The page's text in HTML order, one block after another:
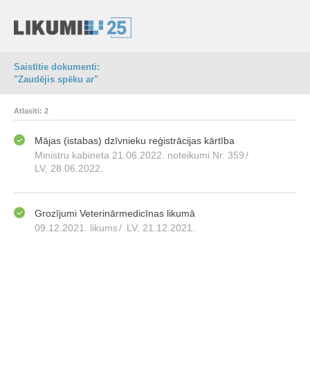
Saistītie dokumenti:
"Zaudējis spēku ar"
Atlasīti: 2
Mājas (istabas) dzīvnieku reģistrācijas kārtība
Ministru kabineta 21.06.2022. noteikumi Nr. 359/
LV, 28.06.2022.
Grozījumi Veterinārmedicīnas likumā
09.12.2021. likums/ LV, 21.12.2021.